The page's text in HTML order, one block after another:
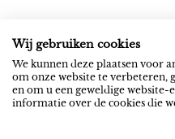
ROB RIEMEN
News
Contact
SOCIAL
Spotify
Wij gebruiken cookies
We kunnen deze plaatsen voor
om onze website te verbeteren,
en om u een geweldige
informatie over de cookies die